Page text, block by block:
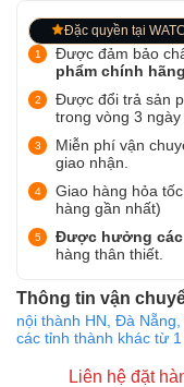
Đặc quyền tại
Được đảm bảo
phẩm chính hãng
Được đổi trả sản
trong vòng 3
Miễn phí vận
giao nhận.
Giao hàng hỏa
hàng gần nhất)
Được hưởng
hàng thân thiết.
Thông tin vận
nội thành HN, Đà Nẵng,
các tỉnh thành khác từ
Liên hệ đặt